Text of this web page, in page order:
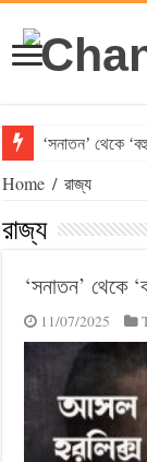
‘সনাতন’ থেকে
Home / রাজ্য
রাজ্য
‘সনাতন’ থেকে
11/07/2025